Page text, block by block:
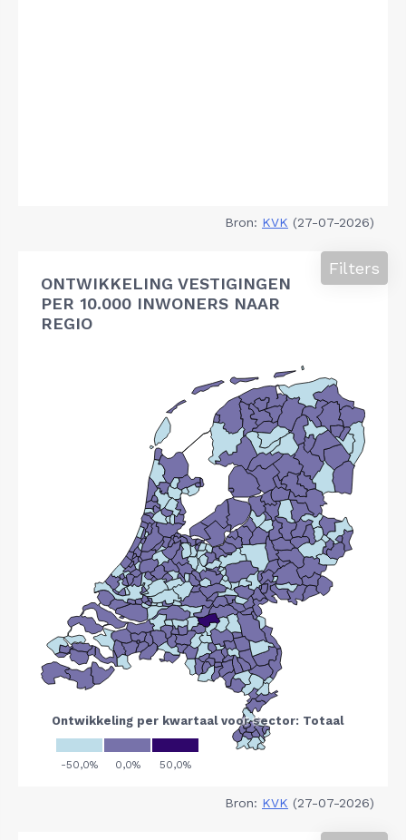
Bron: KVK (27-07-2026)
ONTWIKKELING VESTIGINGEN
PER 10.000 INWONERS NAAR
REGIO
Filters
Bron: KVK (27-07-2026)